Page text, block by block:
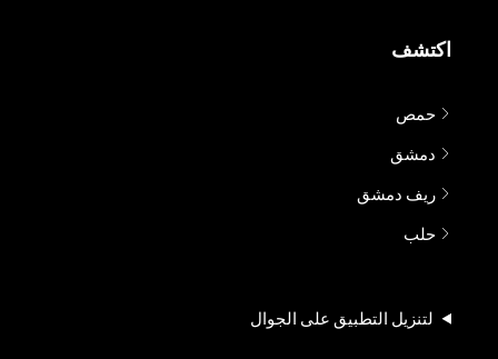
اكتشف
حمص
دمشق
ريف دمشق
حلب
لتنزيل التطبيق على الجوال